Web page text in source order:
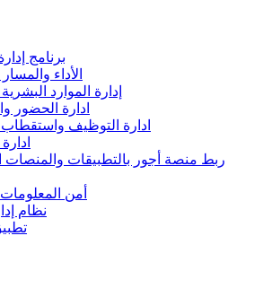
برنامج
الأداء
إدارة الموارد
ادارة الحضور
ادارة التوظيف
ربط منصة أجور بالتطبيقات والمنصات
أمن المعلومات
نظام